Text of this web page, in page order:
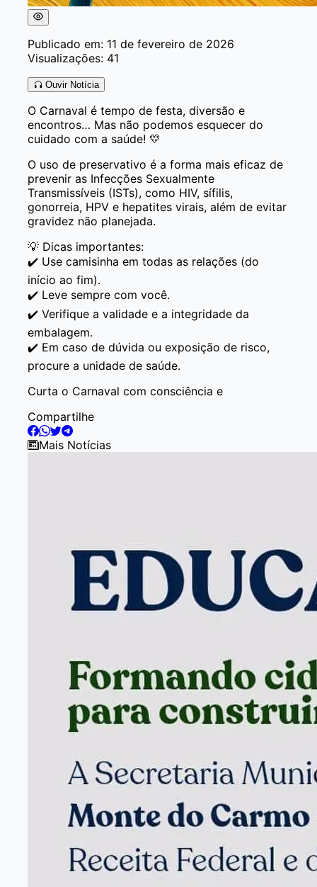
Publicado em: 11 de fevereiro de 2026
Visualizações: 41
Ouvir Notícia
O Carnaval é tempo de festa, diversão e
encontros… Mas não podemos esquecer do
cuidado com a saúde! 💛
O uso de preservativo é a forma mais eficaz de
prevenir as Infecções Sexualmente
Transmissíveis (ISTs), como HIV, sífilis,
gonorreia, HPV e hepatites virais, além de evitar
gravidez não planejada.
💡 Dicas importantes:
✔️ Use camisinha em todas as relações (do
início ao fim).
✔️ Leve sempre com você.
✔️ Verifique a validade e a integridade da
embalagem.
✔️ Em caso de dúvida ou exposição de risco,
procure a unidade de saúde.
Curta o Carnaval com consciência e
Compartilhe
Mais Notícias